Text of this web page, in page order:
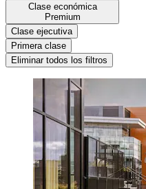
Clase económica
Premium
Clase ejecutiva
Primera clase
Eliminar todos los filtros